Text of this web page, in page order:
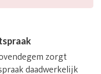
zorgt
daadwerkelijk